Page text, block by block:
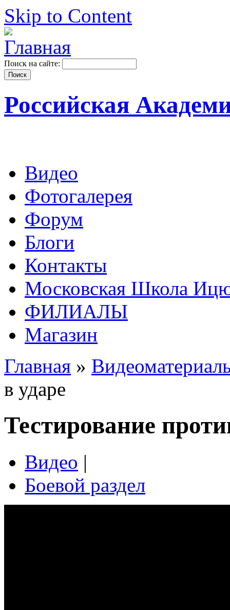
Skip to Content
Поиск на сайте:
Российская
Видео
Фотогалерея
Форум
Блоги
Контакты
Московская Школа
ФИЛИАЛЫ
Магазин
Главная »
в ударе
Тестирование
Видео |
Боевой раздел